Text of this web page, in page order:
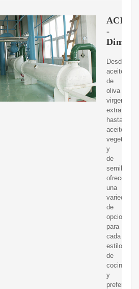
-
Desde
aceites
de
oliva
virgen
extra
hasta
aceites
vegetales
y
de
semillas,
ofrecemos
una
variedad
de
opciones
para
cada
estilo
de
cocina
y